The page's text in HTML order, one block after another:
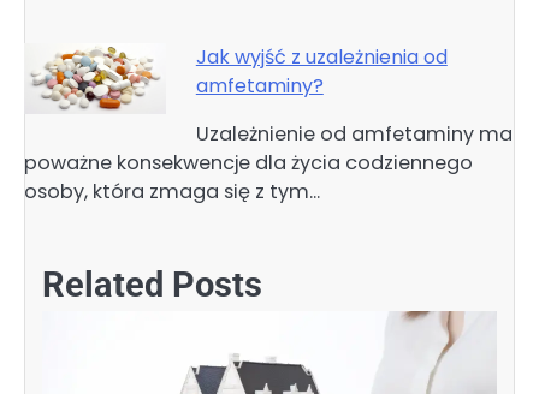
Jak wyjść z uzależnienia od
amfetaminy?
Uzależnienie od amfetaminy ma
poważne konsekwencje dla życia codziennego
osoby, która zmaga się z tym…
Related Posts